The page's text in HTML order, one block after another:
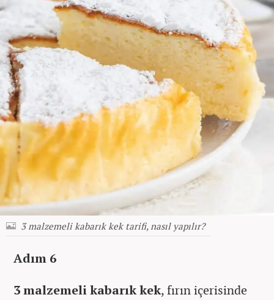
3 malzemeli kabarık kek tarifi, nasıl yapılır?
Adım 6
3 malzemeli kabarık kek, fırın içerisinde